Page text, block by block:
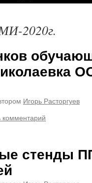
2020г.
Игорь Расторгуев
комментарий
стенды